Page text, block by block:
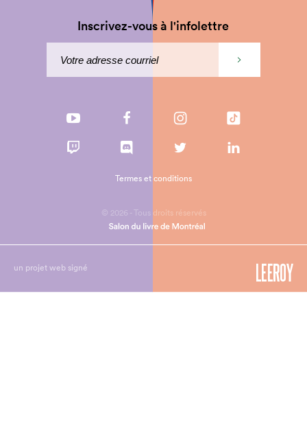
Inscrivez-vous à l'infolettre
© 2026 - Tous droits réservés
Termes et conditions
un projet web signé